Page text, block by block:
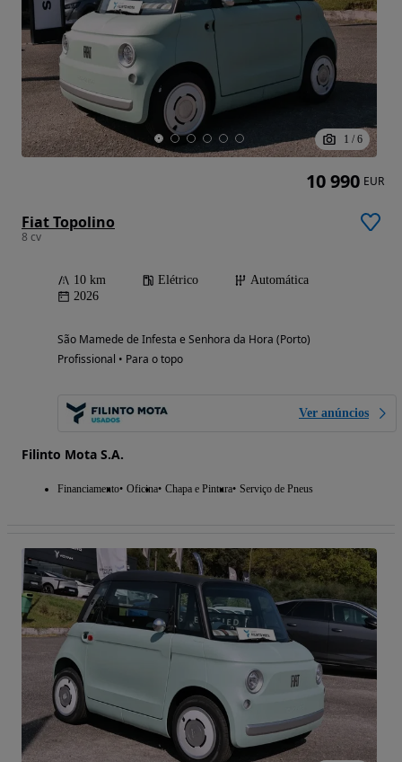
1 / 6
Fiat Topolino
8 cv
10 km Elétrico
Automática
2026
São Mamede de Infesta e Senhora da Hora (Porto)
Profissional • Para o topo
Ver anúncios
Filinto Mota S.A.
Financiamento Oficina Chapa e Pintura Serviço de Pneus
10 990 EUR